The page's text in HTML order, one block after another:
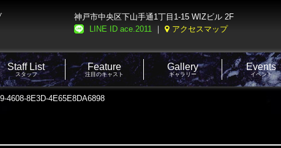
神戸市中央区下山手通1丁目1-15 WIZビル 2F
LINE ID ace.2011 ｜ アクセスマップ
Staff List
スタッフ
Feature
注目のキャスト
Gallery
ギャラリー
Events
イベント
4608-8E3D-4E65E8DA6898